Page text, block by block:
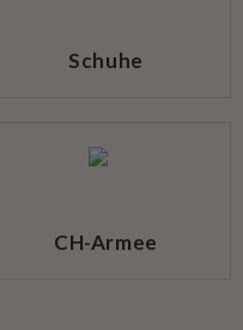
Schuhe
CH-Armee